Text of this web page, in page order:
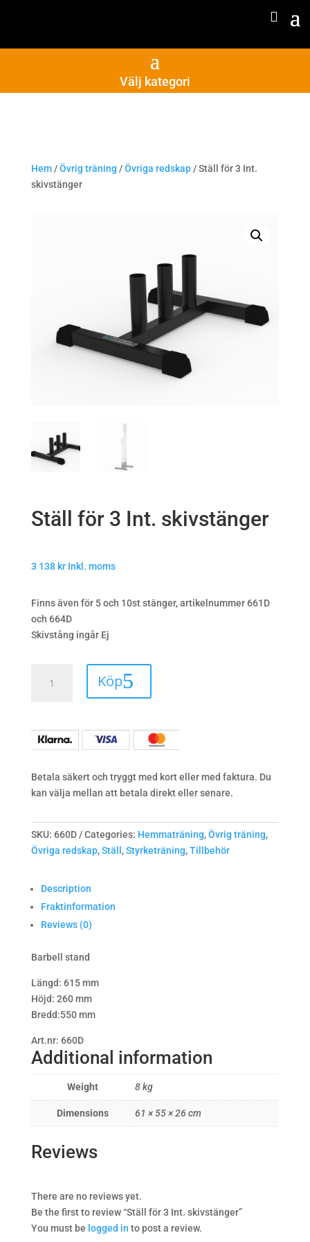
Välj kategori
Hem/Övrig träning /Övriga redskap/ Ställ för 3 Int.
skivstänger
Ställ för 3 Int. skivstänger
3 138 kr Inkl. moms
Finns även för 5 och 10st stänger, artikelnummer 661D
och 664D
Skivstång ingår Ej
skivstänger
quantity
Köp
Betala säkert och tryggt med kort eller med faktura. Du
kan välja mellan att betala direkt eller senare.
SKU: 660D Categories: Hemmaträning,Övrig träning,
Övriga redskap,Ställ ,Styrketräning,Tillbehör
Description
Fraktinformation
Reviews (0)
Barbell stand
Längd: 615 mm
Höjd: 260 mm
Bredd:550 mm
Art.nr: 660D
Additional information
Weight 8 kg
Dimensions 61 × 55 × 26 cm
Reviews
There are no reviews yet.
Be the first to review “Ställ för 3 Int. skivstänger”
You must be logged in to post a review.